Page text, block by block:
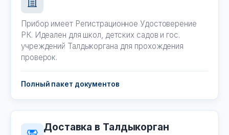
Прибор имеет Регистрационное Удостоверение
РК. Идеален для школ, детских садов и гос.
учреждений Талдыкоргана для прохождения
проверок.
Полный пакет документов
Доставка в Талдыкорган